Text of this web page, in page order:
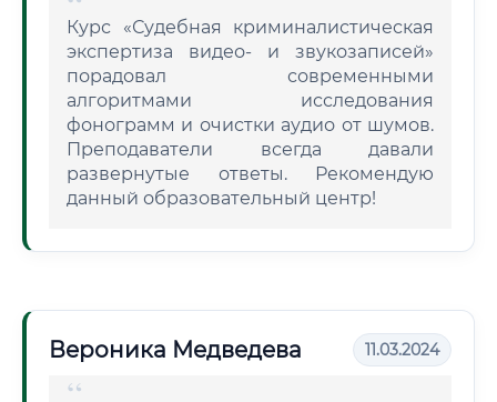
Курс «Судебная криминалистическая
экспертиза видео- и звукозаписей»
порадовал современными
алгоритмами исследования
фонограмм и очистки аудио от шумов.
Преподаватели всегда давали
развернутые ответы. Рекомендую
данный образовательный центр!
Вероника Медведева 11.03.2024